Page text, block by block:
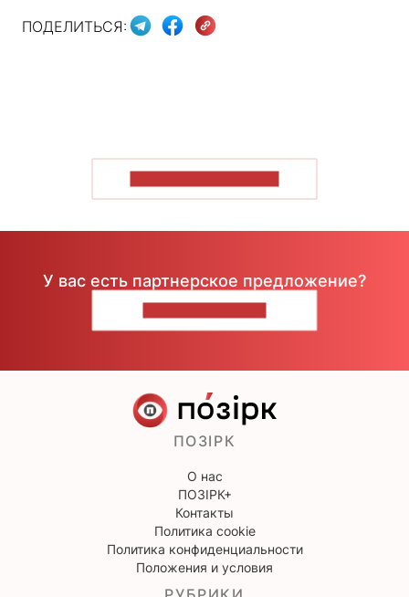
ПОДЕЛИТЬСЯ:
У вас есть партнерское предложение?
ПОЗІРК
О нас
ПОЗІРК+
Контакты
Политика cookie
Политика конфиденциальности
Положения и условия